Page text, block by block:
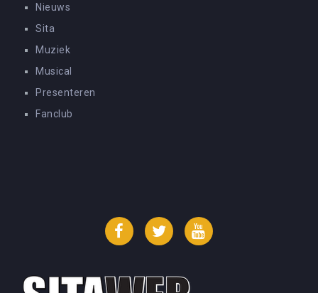
Nieuws
Sita
Muziek
Musical
Presenteren
Fanclub
FacebookTwitter YouTube